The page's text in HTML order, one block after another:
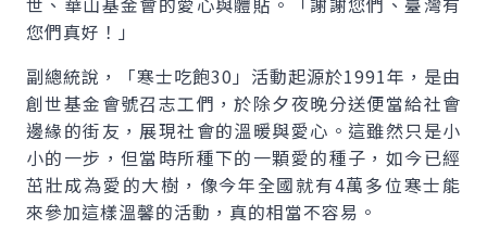
您們真好！」
副總統說，「寒士吃飽30」活動起源於1991年，是由
創世基金會號召志工們，於除夕夜晚分送便當給社會
邊緣的街友，展現社會的溫暖與愛心。這雖然只是小
小的一步，但當時所種下的一顆愛的種子，如今已經
茁壯成為愛的大樹，像今年全國就有4萬多位寒士能
來參加這樣溫馨的活動，真的相當不容易。